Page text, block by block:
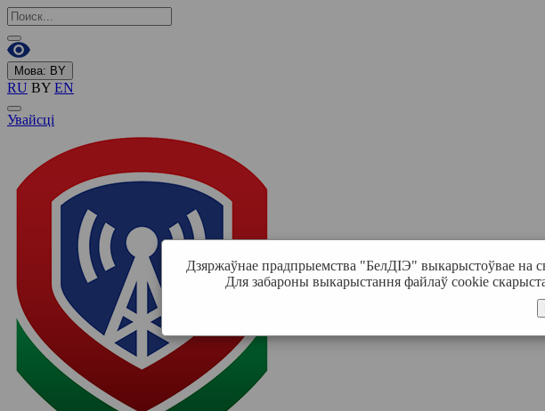
Мова: BY
RU BY EN
Увайсці
Дзяржаўнае прадпрыемства "БелДІЭ" выкарыстоўвае на
Для забароны выкарыстання файлаў cookie